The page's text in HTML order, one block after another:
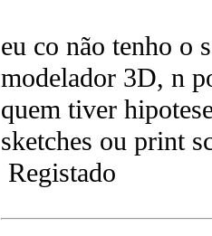
eu co não tenho o
modelador 3D, n
quem tiver
sketches ou print
Registado